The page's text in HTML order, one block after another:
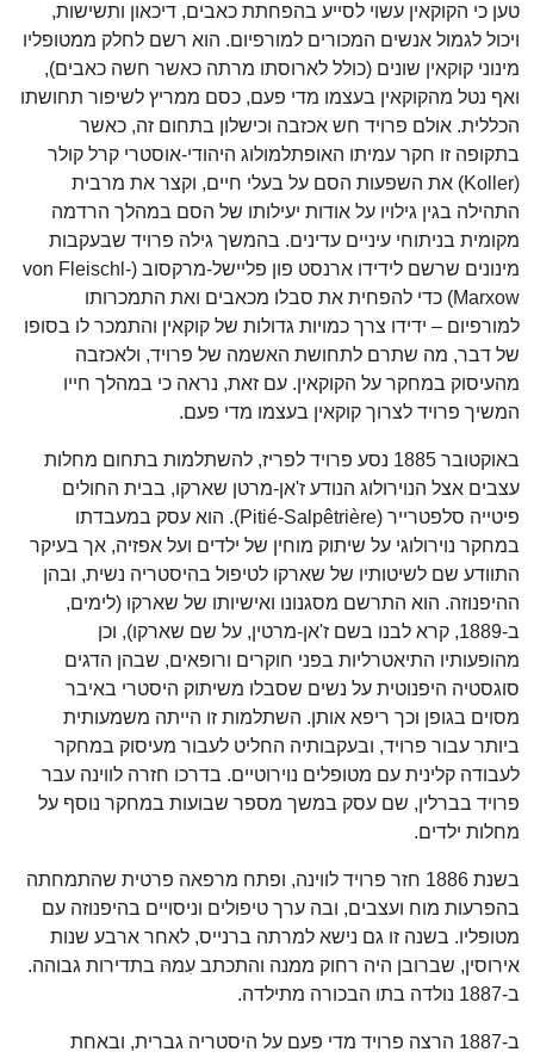
טען כי הקוקאין עשוי לסייע בהפחתת כאבים, דיכאון ותשישות,
ויכול לגמול אנשים המכורים למורפיום. הוא רשם לחלק ממטופליו
מינוני קוקאין שונים (כולל לארוסתו מרתה כאשר חשה כאבים),
ואף נטל מהקוקאין בעצמו מדי פעם, כסם ממריץ לשיפור תחושתו
הכללית. אולם פרויד חש אכזבה וכישלון בתחום זה, כאשר
בתקופה זו חקר עמיתו האופתלמולוג היהודי-אוסטרי קרל קולר
(Koller) את השפעות הסם על בעלי חיים, וקצר את מרבית
התהילה בגין גילויו על אודות יעילותו של הסם במהלך הרדמה
מקומית בניתוחי עיניים עדינים. בהמשך גילה פרויד שבעקבות
מינונים שרשם לידידו ארנסט פון פליישל-מרקסוב (von Fleischl-
Marxow) כדי להפחית את סבלו מכאבים ואת התמכרותו
למורפיום – ידידו צרך כמויות גדולות של קוקאין והתמכר לו בסופו
של דבר, מה שתרם לתחושת האשמה של פרויד, ולאכזבה
מהעיסוק במחקר על הקוקאין. עם זאת, נראה כי במהלך חייו
המשיך פרויד לצרוך קוקאין בעצמו מדי פעם.
באוקטובר 1885 נסע פרויד לפריז, להשתלמות בתחום מחלות
עצבים אצל הנוירולוג הנודע ז'אן-מרטן שארקו, בבית החולים
פיטייה סלפטרייר (Pitié-Salpêtrière). הוא עסק במעבדתו
במחקר נוירולוגי על שיתוק מוחין של ילדים ועל אפזיה, אך בעיקר
התוודע שם לשיטותיו של שארקו לטיפול בהיסטריה נשית, ובהן
ההיפנוזה. הוא התרשם מסגנונו ואישיותו של שארקו (לימים,
ב-1889, קרא לבנו בשם ז'אן-מרטין, על שם שארקו), וכן
מהופעותיו התיאטרליות בפני חוקרים ורופאים, שבהן הדגים
סוגסטיה היפנוטית על נשים שסבלו משיתוק היסטרי באיבר
מסוים בגופן וכך ריפא אותן. השתלמות זו הייתה משמעותית
ביותר עבור פרויד, ובעקבותיה החליט לעבור מעיסוק במחקר
לעבודה קלינית עם מטופלים נוירוטיים. בדרכו חזרה לווינה עבר
פרויד בברלין, שם עסק במשך מספר שבועות במחקר נוסף על
מחלות ילדים.
בשנת 1886 חזר פרויד לווינה, ופתח מרפאה פרטית שהתמחתה
בהפרעות מוח ועצבים, ובה ערך טיפולים וניסויים בהיפנוזה עם
מטופליו. בשנה זו גם נישא למרתה ברנייס, לאחר ארבע שנות
אירוסין, שברובן היה רחוק ממנה והתכתב עִמהּ בתדירות גבוהה.
ב-1887 נולדה בתו הבכורה מתילדה.
ב-1887 הרצה פרויד מדי פעם על היסטריה גברית, ובאחת